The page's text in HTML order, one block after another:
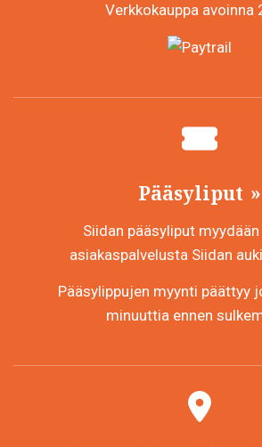
Verkkokauppa avoinna
Pääsyliput
Siidan pääsyliput
asiakaspalvelusta Siidan
Pääsylippujen myynti päättyy
minuuttia ennen